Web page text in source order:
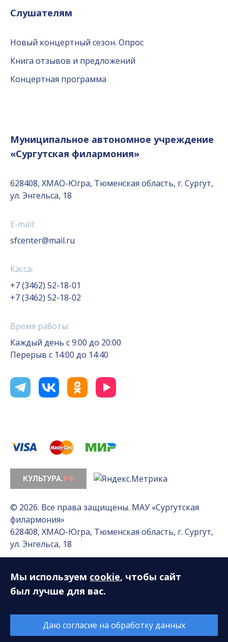
Слушателям
Новый концертный сезон. Опрос
Книга отзывов и предложений
Концертная программа
Муниципальное автономное учреждение
«Сургутская филармония»
628408, ХМАО-Югра, Тюменская область, г. Сургут,
ул. Энгельса, 18
E-mail:
sfcenter@mail.ru
Касса:
+7 (3462) 52-18-01
+7 (3462) 52-18-02
Время работы:
Каждый день с 9:00 до 20:00
Перерыв с 14:00 до 14:40
© 2026. Все права защищены. МАУ «Сургутская
филармония»
628408, ХМАО-Югра, Тюменская область, г. Сургут,
ул. Энгельса, 18
Разработка сайта — Интернет-лаборатория
«Делиссимо»
Обслуживание сайта —А1 Интернет-Эксперт
Мы используем cookie, чтобы сайт
был лучше для вас.
Даю согласие на обработку данных